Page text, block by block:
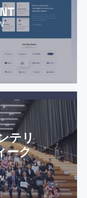
テリ
ーク